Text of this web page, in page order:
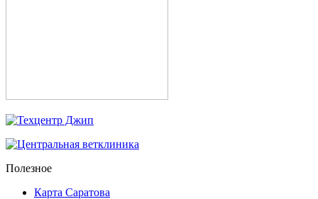
Полезное
Карта Саратова